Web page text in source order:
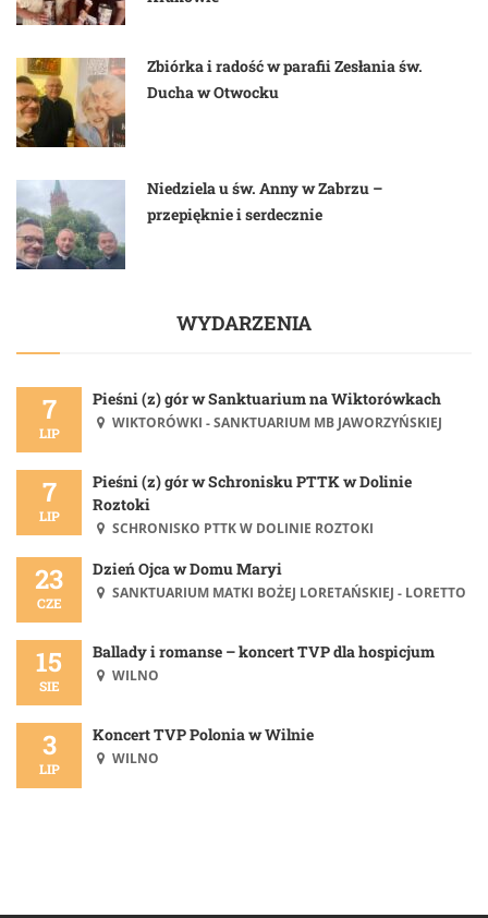
Zbiórka i radość w parafii Zesłania św.
Ducha w Otwocku
Niedziela u św. Anny w Zabrzu –
przepięknie i serdecznie
WYDARZENIA
7
LIP
Pieśni (z) gór w Sanktuarium na Wiktorówkach
WIKTORÓWKI - SANKTUARIUM MB JAWORZYŃSKIEJ
7
LIP
Pieśni (z) gór w Schronisku PTTK w Dolinie
Roztoki
SCHRONISKO PTTK W DOLINIE ROZTOKI
23
CZE
Dzień Ojca w Domu Maryi
SANKTUARIUM MATKI BOŻEJ LORETAŃSKIEJ - LORETTO
15
SIE
Ballady i romanse – koncert TVP dla hospicjum
WILNO
3
LIP
Koncert TVP Polonia w Wilnie
WILNO